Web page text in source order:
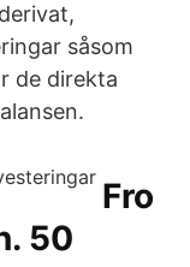
såsom
de direkta
Fro
50